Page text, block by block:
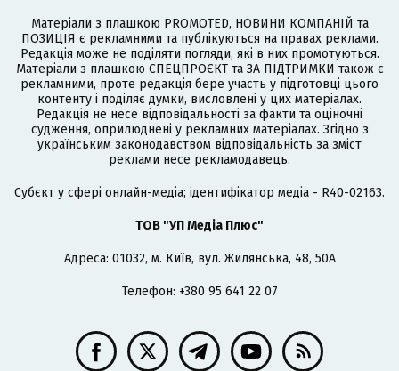
Матеріали з плашкою PROMOTED, НОВИНИ КОМПАНІЙ та
ПОЗИЦІЯ є рекламними та публікуються на правах реклами.
Редакція може не поділяти погляди, які в них промотуються.
Матеріали з плашкою СПЕЦПРОЄКТ та ЗА ПІДТРИМКИ також є
рекламними, проте редакція бере участь у підготовці цього
контенту і поділяє думки, висловлені у цих матеріалах.
Редакція не несе відповідальності за факти та оціночні
судження, оприлюднені у рекламних матеріалах. Згідно з
українським законодавством відповідальність за зміст
реклами несе рекламодавець.
Cубєкт у сфері онлайн-медіа; ідентифікатор медіа - R40-02163.
ТОВ "УП Медіа Плюс"
Адреса: 01032, м. Київ, вул. Жилянська, 48, 50А
Телефон: +380 95 641 22 07